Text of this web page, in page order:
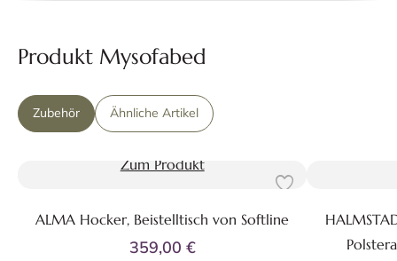
Produkt Mysofabed
Zubehör Ähnliche Artikel
Zum Produkt
ALMA Hocker, Beistelltisch von Softline
359,00 €